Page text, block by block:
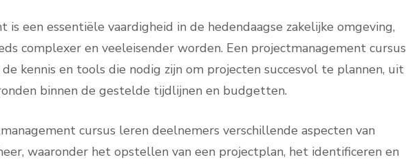
is een essentiële vaardigheid in de hedendaagse zakelijke omgeving,
complexer en veeleisender worden. Een projectmanagement cursus
kennis en tools die nodig zijn om projecten succesvol te plannen, uit
binnen de gestelde tijdlijnen en budgetten.
cursus leren deelnemers verschillende aspecten van
waaronder het opstellen van een projectplan, het identificeren en